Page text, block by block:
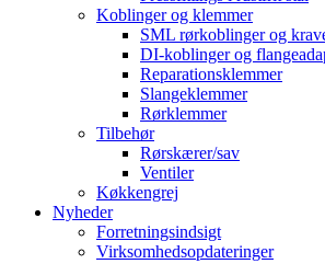
Koblinger og klemmer
SML rørkoblinger og
DI-koblinger og
Reparationsklemmer
Slangeklemmer
Rørklemmer
Tilbehør
Rørskærer/sav
Ventiler
Køkkengrej
Nyheder
Forretningsindsigt
Virksomhedsopdateringer